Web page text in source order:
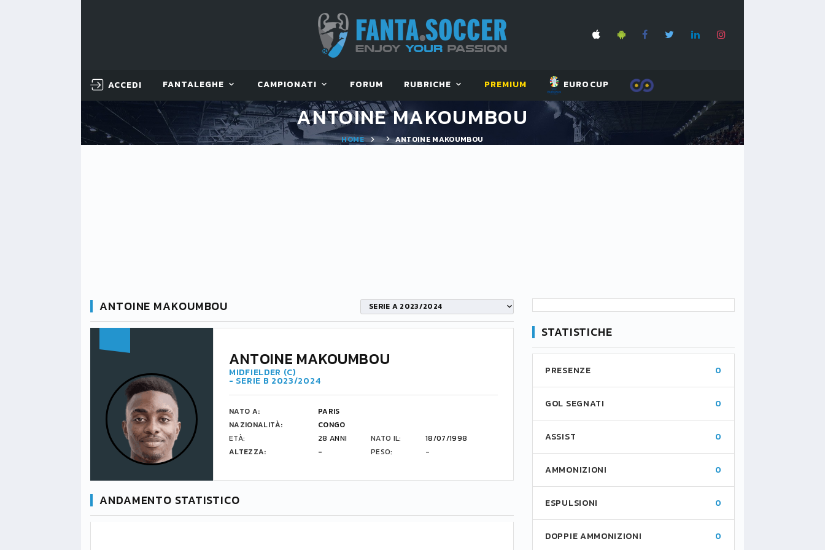
ACCEDI FANTALEGHE CAMPIONATI FORUM RUBRICHE PREMIUM EUROCUP
ANTOINE MAKOUMBOU
HOME ANTOINE MAKOUMBOU
ANTOINE MAKOUMBOU SERIE A 2023/2024
ANTOINE MAKOUMBOU
MIDFIELDER (C)
- SERIE B 2023/2024
NATO A:
PARIS
NAZIONALITÀ:
CONGO
ETÀ:
28 ANNI NATO IL:
18/07/1998
ALTEZZA:
- PESO: -
ANDAMENTO STATISTICO
STATISTICHE
PRESENZE 0
GOL SEGNATI 0
ASSIST 0
AMMONIZIONI 0
ESPULSIONI 0
DOPPIE AMMONIZIONI 0